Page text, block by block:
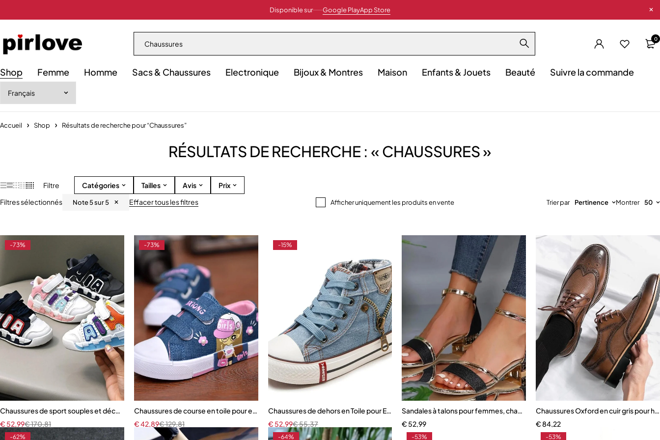
Disponible sur Google PlayApp Store
0
Shop Femme Homme Sacs & Chaussures Electronique Bijoux & Montres Maison Enfants & Jouets Beauté Suivre la commande
Accueil Shop Résultats de recherche pour “Chaussures”
RÉSULTATS DE RECHERCHE : « CHAUSSURES »
Filtres sélectionnés Note 5 sur 5 Effacer tous les filtres Afficher uniquement les produits en vente Trier par Pertinence Montrer 50
Filtre Catégories Tailles Avis Prix
-73%
Chaussures de sport souples et décontractées pour enfants
€170,81
€ 52,99
-73%
Chaussures de course en toile pour enfants
€129,81
€42,89
-15%
Chaussures de dehors en Toile pour Enfant Garçon et Fille
€55,37
€ 52,99
Sandales à talons pour femmes, chaussures décontractées
€ 52,99
Chaussures Oxford en cuir gris pour
€ 84,22
-62% -64% -53% -53%